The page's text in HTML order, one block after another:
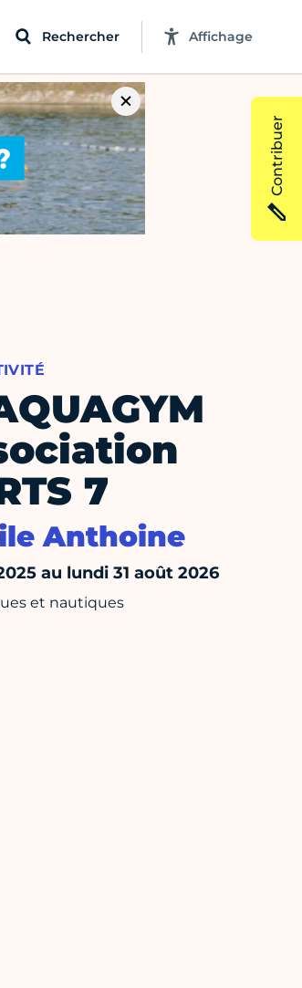
Rechercher Affichage
7
Anthoine
au lundi 31 août 2026
et nautiques
Contribuer